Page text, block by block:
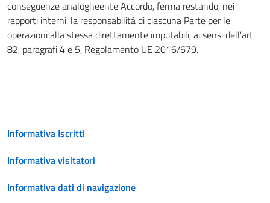
conseguenze analogheente Accordo, ferma restando, nei
rapporti interni, la responsabilità di ciascuna Parte per le
operazioni alla stessa direttamente imputabili, ai sensi dell’art.
82, paragrafi 4 e 5, Regolamento UE 2016/679.
Informativa Iscritti
Informativa visitatori
Informativa dati di navigazione